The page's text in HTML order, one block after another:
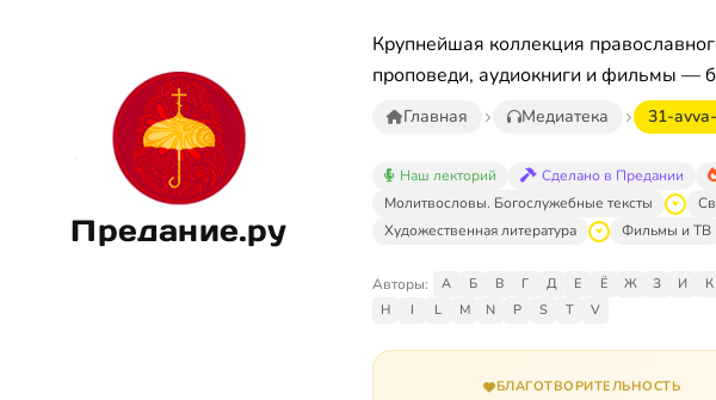
Предание.ру
Крупнейшая коллекция
проповеди, аудиокниги и фильмы —
Главная Медиатека 31-
Наш лекторий Сделано в Предании
Молитвословы. Богослужебные тексты
Художественная литература
Фильмы и ТВ
Авторы: А Б В Г Д Е Ё Ж З И К
H
I L M N P S T V
БЛАГОТВОРИТЕЛЬНОСТЬ